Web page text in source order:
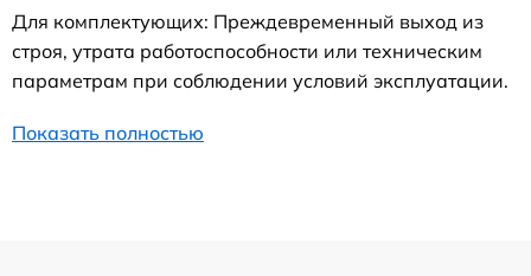
Для комплектующих: Преждевременный выход из
строя, утрата работоспособности или техническим
параметрам при соблюдении условий эксплуатации.
Показать полностью